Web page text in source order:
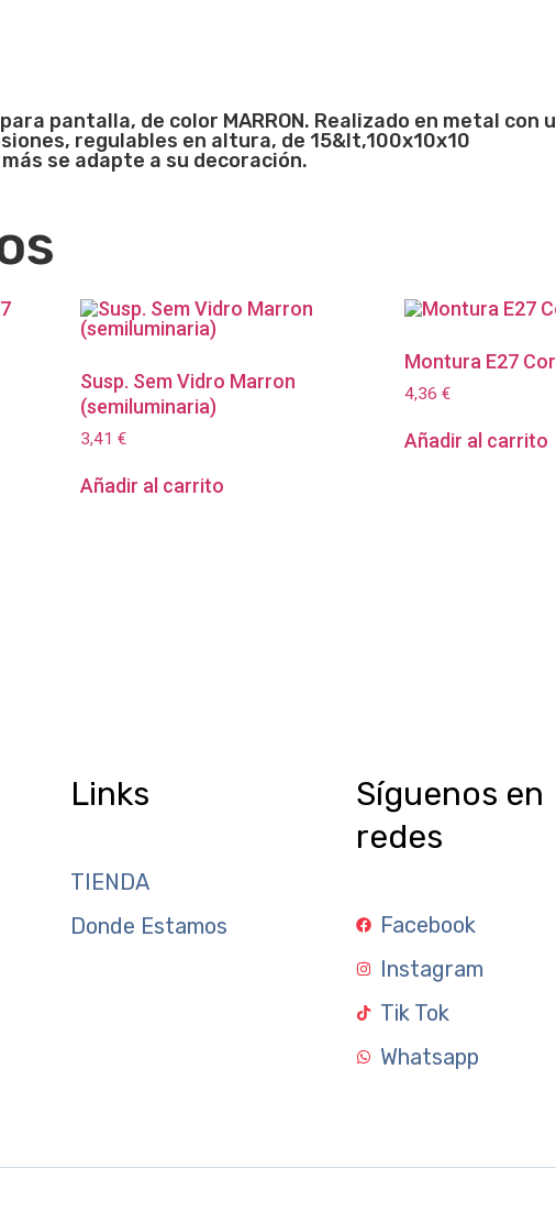
pantalla, de color MARRON. Realizado en metal con
regulables en altura, de 15&lt,100x10x10
se adapte a su decoración.
Susp. Sem Vidro Marron
(semiluminaria)
3,41€
Añadir al carrito
Montura E27
4,36€
Añadir al carrito
Links
TIENDA
Donde Estamos
Síguenos en
redes
Facebook
Instagram
Tik Tok
Whatsapp